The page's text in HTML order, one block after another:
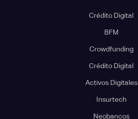
Crédito Digital
BFM
Crowdfunding
Crédito Digital
Activos Digitales
Insurtech
Neobancos